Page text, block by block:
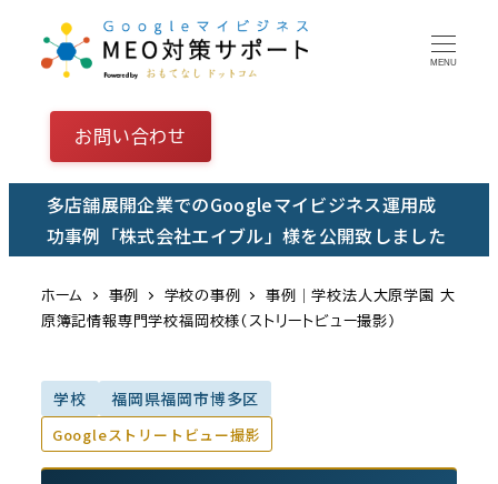
テ
MENU
お問い合わせ
多店舗展開企業でのGoogleマイビジネス運用成
功事例「株式会社エイブル」様を公開致しました
ホーム 事例 学校の事例
事例｜学校法人大原学園 大
原簿記情報専門学校福岡校様（ストリートビュー撮影）
学校 福岡県福岡市博多区
Googleストリートビュー撮影